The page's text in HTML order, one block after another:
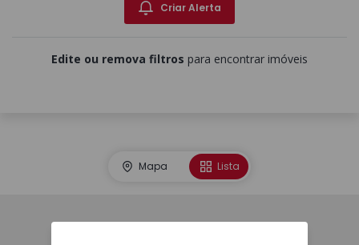
Criar Alerta
Edite ou remova filtros para encontrar imóveis
Mapa Lista